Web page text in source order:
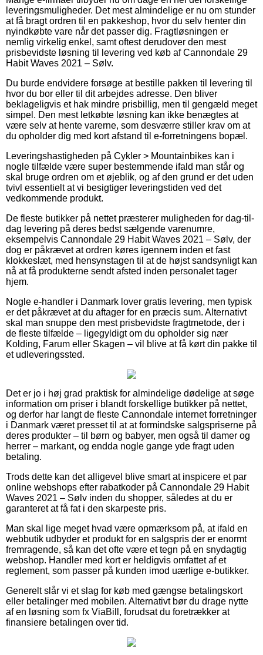
leveringsmuligheder. Det mest almindelige er nu om stunder
at få bragt ordren til en pakkeshop, hvor du selv henter din
nyindkøbte vare når det passer dig. Fragtløsningen er
nemlig virkelig enkel, samt oftest derudover den mest
prisbevidste løsning til levering ved køb af Cannondale 29
Habit Waves 2021 – Sølv.
Du burde endvidere forsøge at bestille pakken til levering til
hvor du bor eller til dit arbejdes adresse. Den bliver
beklageligvis et hak mindre prisbillig, men til gengæld meget
simpel. Den mest letkøbte løsning kan ikke benægtes at
være selv at hente varerne, som desværre stiller krav om at
du opholder dig med kort afstand til e-forretningens bopæl.
Leveringshastigheden på Cykler > Mountainbikes kan i
nogle tilfælde være super bestemmende ifald man står og
skal bruge ordren om et øjeblik, og af den grund er det uden
tvivl essentielt at vi besigtiger leveringstiden ved det
vedkommende produkt.
De fleste butikker på nettet præsterer muligheden for dag-til-
dag levering på deres bedst sælgende varenumre,
eksempelvis Cannondale 29 Habit Waves 2021 – Sølv, der
dog er påkrævet at ordren køres igennem inden et fast
klokkeslæt, med hensynstagen til at de højst sandsynligt kan
nå at få produkterne sendt afsted inden personalet tager
hjem.
Nogle e-handler i Danmark lover gratis levering, men typisk
er det påkrævet at du aftager for en præcis sum. Alternativt
skal man snuppe den mest prisbevidste fragtmetode, der i
de fleste tilfælde – ligegyldigt om du opholder sig nær
Kolding, Farum eller Skagen – vil blive at få kørt din pakke til
et udleveringssted.
Det er jo i høj grad praktisk for almindelige dødelige at søge
information om priser i blandt forskellige butikker på nettet,
og derfor har langt de fleste Cannondale internet forretninger
i Danmark været presset til at at formindske salgspriserne på
deres produkter – til børn og babyer, men også til damer og
herrer – markant, og endda nogle gange yde fragt uden
betaling.
Trods dette kan det alligevel blive smart at inspicere et par
online webshops efter rabatkoder på Cannondale 29 Habit
Waves 2021 – Sølv inden du shopper, således at du er
garanteret at få fat i den skarpeste pris.
Man skal lige meget hvad være opmærksom på, at ifald en
webbutik udbyder et produkt for en salgspris der er enormt
fremragende, så kan det ofte være et tegn på en snydagtig
webshop. Handler med kort er heldigvis omfattet af et
reglement, som passer på kunden imod uærlige e-butikker.
Generelt slår vi et slag for køb med gængse betalingskort
eller betalinger med mobilen. Alternativt bør du drage nytte
af en løsning som fx ViaBill, forudsat du foretrækker at
finansiere betalingen over tid.